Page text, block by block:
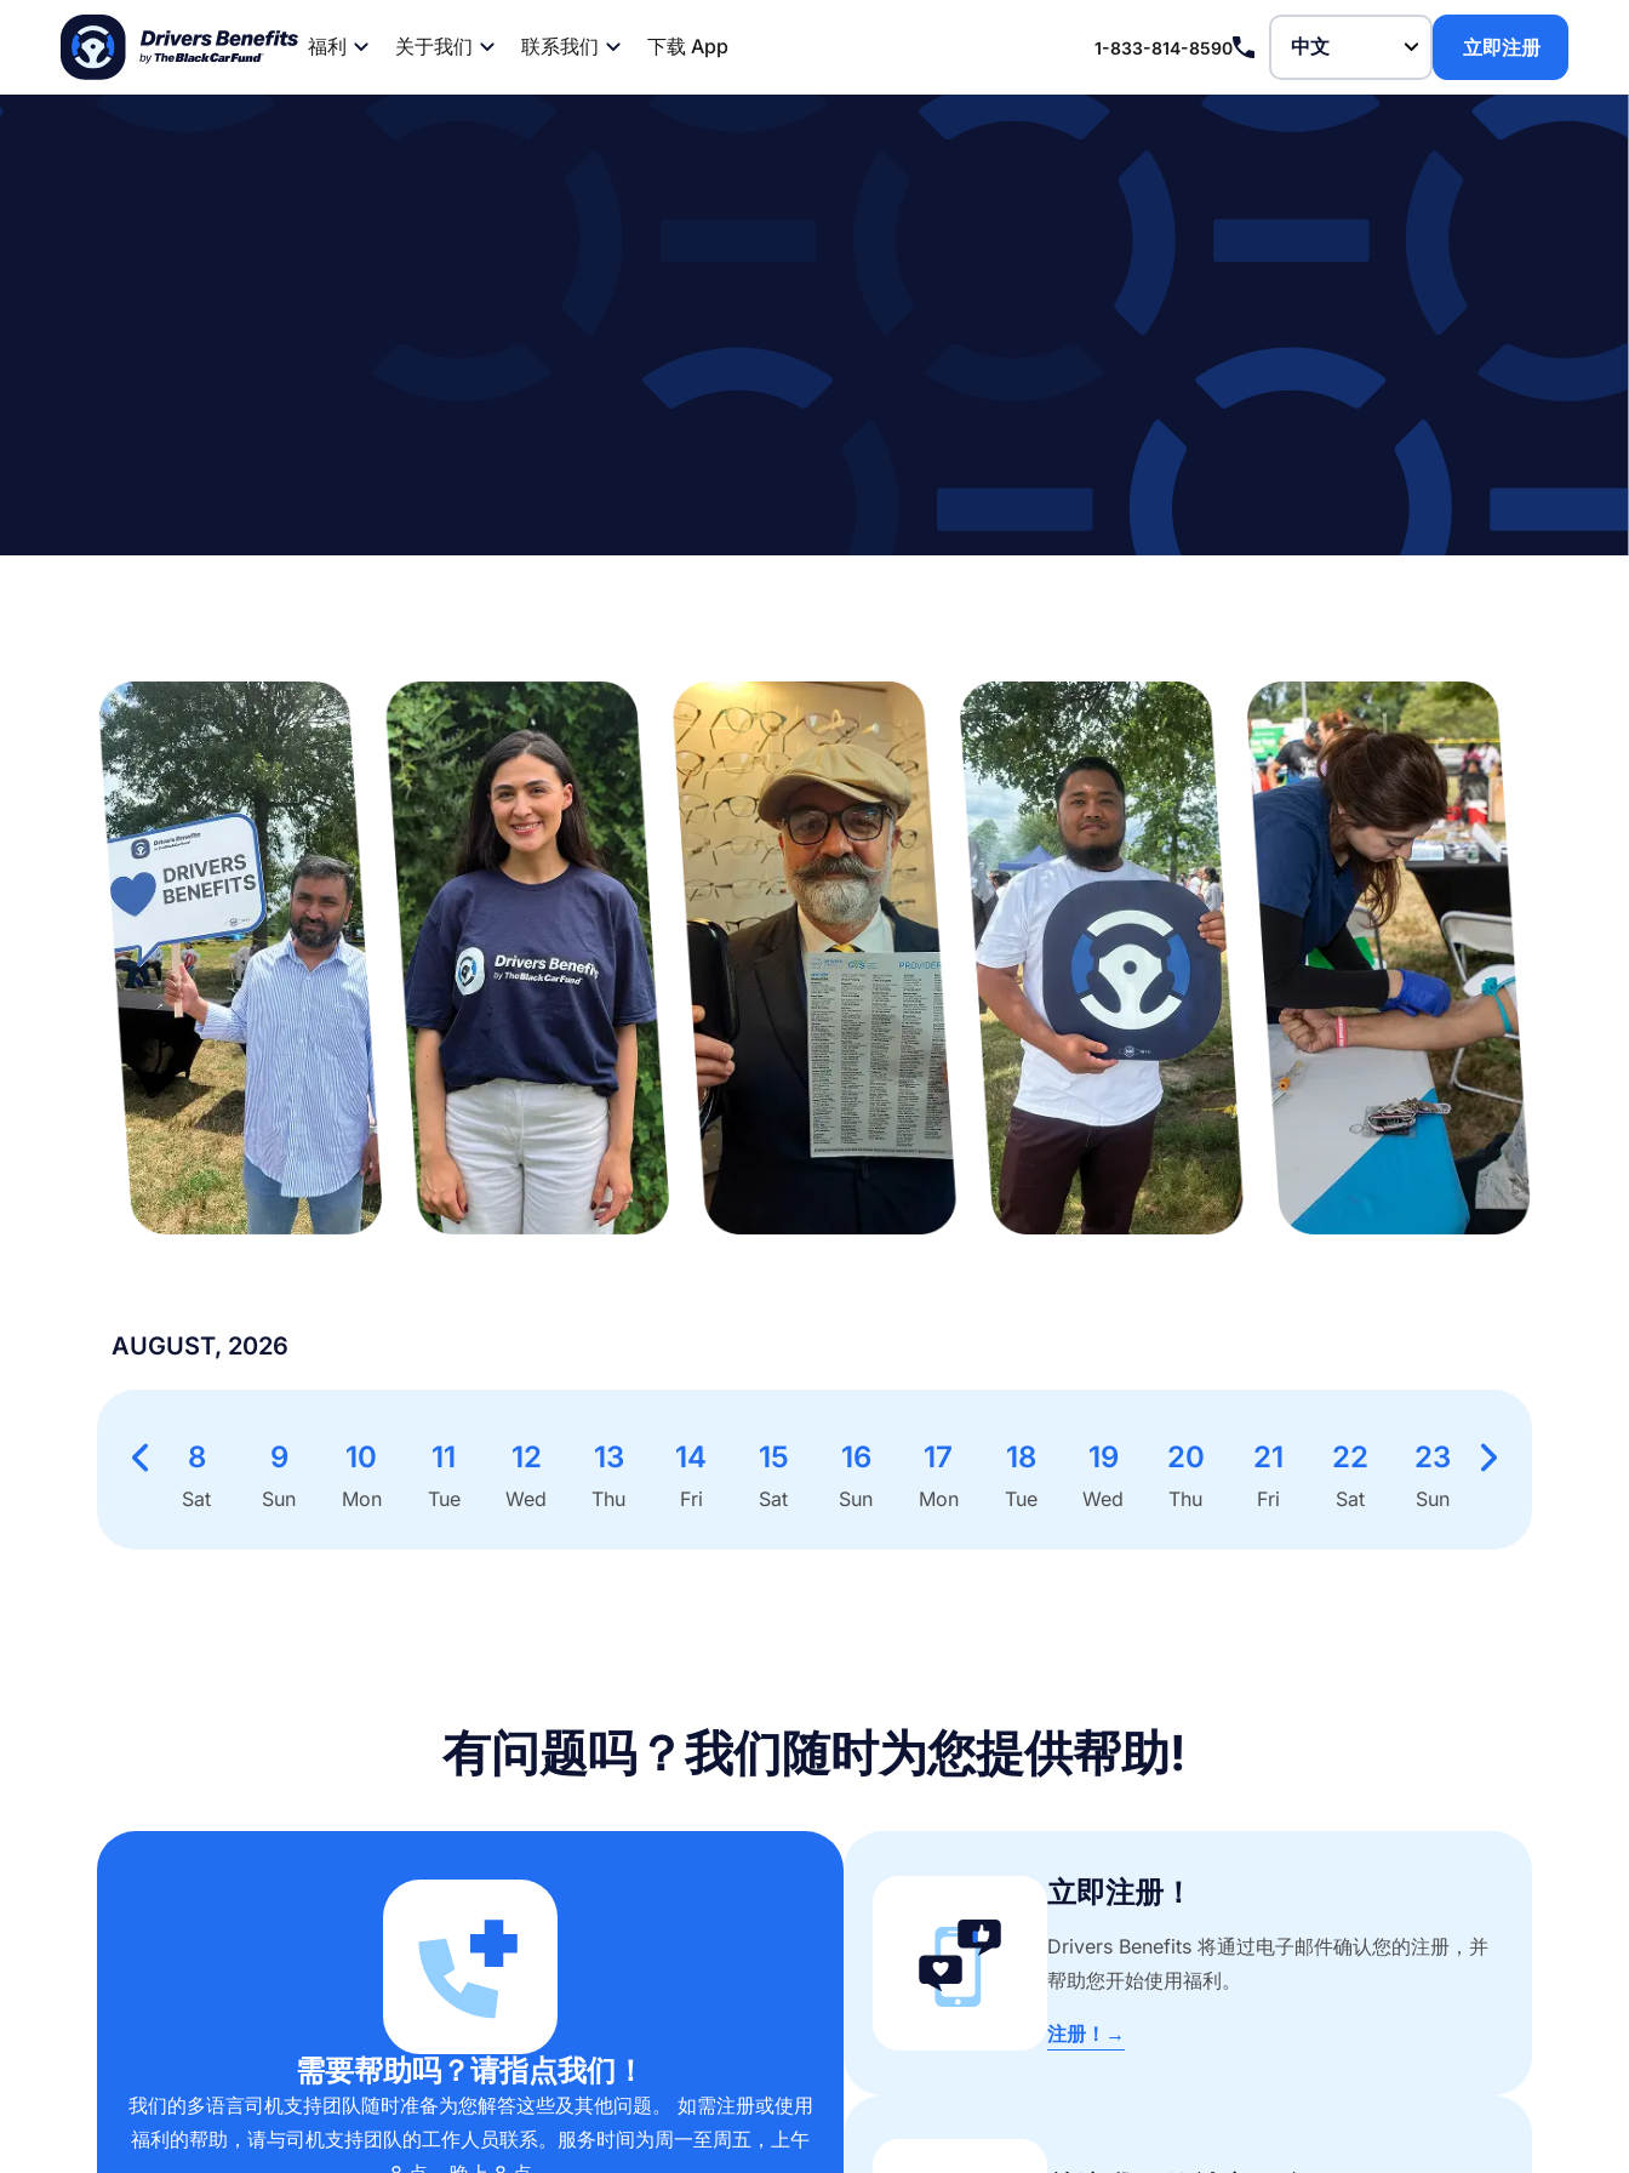
福利 关于我们 联系我们 下载 App 1-833-814-8590 立即注册
AUGUST, 2026
8
Sat
9
Sun
10
Mon
11
Tue
12
Wed
13
Thu
14
Fri
15
Sat
16
Sun
17
Mon
18
Tue
19
Wed
20
Thu
21
Fri
22
Sat
23
Sun
有问题吗？我们随时为您提供帮助!
需要帮助吗？请指点我们！
我们的多语言司机支持团队随时准备为您解答这些及其他问题。 如需注册或使用
福利的帮助，请与司机支持团队的工作人员联系。服务时间为周一至周五，上午
立即注册！
Drivers Benefits 将通过电子邮件确认您的注册，并
帮助您开始使用福利。
注册！→